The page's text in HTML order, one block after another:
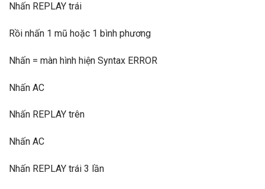
Nhấn REPLAY trái
Rồi nhấn 1 mũ hoặc 1 bình phương
Nhấn = màn hình hiện Syntax ERROR
Nhấn AC
Nhấn REPLAY trên
Nhấn AC
Nhấn REPLAY trái 3 lần